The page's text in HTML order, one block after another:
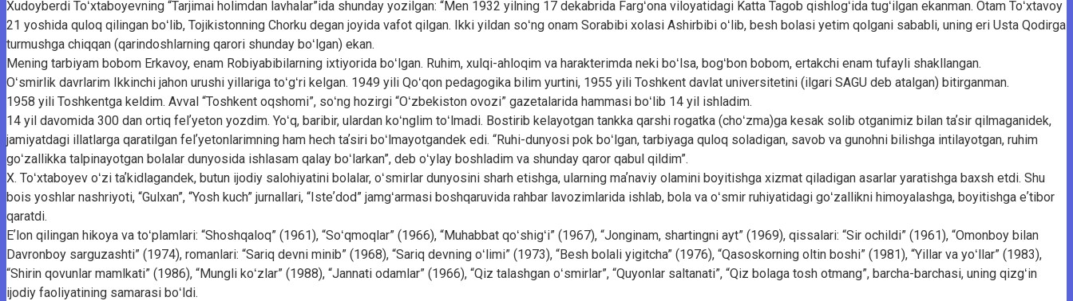
Xudoyberdi Toʻxtaboyevning “Tarjimai holimdan lavhalar”ida shunday yozilgan: “Men 1932 yilning 17 dekabrida Fargʻona viloyatidagi Katta Tagob qishlogʻida tugʻilgan ekanman. Otam Toʻxtavoy
21 yoshida quloq qilingan boʻlib, Tojikistonning Chorku degan joyida vafot qilgan. Ikki yildan soʻng onam Sorabibi xolasi Ashirbibi oʻlib, besh bolasi yetim qolgani sababli, uning eri Usta Qodirga
turmushga chiqqan (qarindoshlarning qarori shunday boʻlgan) ekan.
Mening tarbiyam bobom Erkavoy, enam Robiyabibilarning ixtiyorida boʻlgan. Ruhim, xulqi-ahloqim va harakterimda neki boʻlsa, bogʻbon bobom, ertakchi enam tufayli shakllangan.
Oʻsmirlik davrlarim Ikkinchi jahon urushi yillariga toʻgʻri kelgan. 1949 yili Qoʻqon pedagogika bilim yurtini, 1955 yili Toshkent davlat universitetini (ilgari SAGU deb atalgan) bitirganman.
1958 yili Toshkentga keldim. Avval “Toshkent oqshomi”, soʻng hozirgi “Oʻzbekiston ovozi” gazetalarida hammasi boʻlib 14 yil ishladim.
14 yil davomida 300 dan ortiq felʼyeton yozdim. Yoʻq, baribir, ulardan koʻnglim toʻlmadi. Bostirib kelayotgan tankka qarshi rogatka (choʻzma)ga kesak solib otganimiz bilan taʼsir qilmaganidek,
jamiyatdagi illatlarga qaratilgan felʼyetonlarimning ham hech taʼsiri boʻlmayotgandek edi. “Ruhi-dunyosi pok boʻlgan, tarbiyaga quloq soladigan, savob va gunohni bilishga intilayotgan, ruhim
goʻzallikka talpinayotgan bolalar dunyosida ishlasam qalay boʻlarkan”, deb oʻylay boshladim va shunday qaror qabul qildim”.
X. Toʻxtaboyev oʻzi taʼkidlagandek, butun ijodiy salohiyatini bolalar, oʻsmirlar dunyosini sharh etishga, ularning maʼnaviy olamini boyitishga xizmat qiladigan asarlar yaratishga baxsh etdi. Shu
bois yoshlar nashriyoti, “Gulxan”, “Yosh kuch” jurnallari, “Isteʼdod” jamgʻarmasi boshqaruvida rahbar lavozimlarida ishlab, bola va oʻsmir ruhiyatidagi goʻzallikni himoyalashga, boyitishga eʼtibor
qaratdi.
Eʼlon qilingan hikoya va toʻplamlari: “Shoshqaloq” (1961), “Soʻqmoqlar” (1966), “Muhabbat qoʻshigʻi” (1967), “Jonginam, shartingni ayt” (1969), qissalari: “Sir ochildi” (1961), “Omonboy bilan
Davronboy sarguzashti” (1974), romanlari: “Sariq devni minib” (1968), “Sariq devning oʻlimi” (1973), “Besh bolali yigitcha” (1976), “Qasoskorning oltin boshi” (1981), “Yillar va yoʻllar” (1983),
“Shirin qovunlar mamlkati” (1986), “Mungli koʻzlar” (1988), “Jannati odamlar” (1966), “Qiz talashgan oʻsmirlar”, “Quyonlar saltanati”, “Qiz bolaga tosh otmang”, barcha-barchasi, uning qizgʻin
ijodiy faoliyatining samarasi boʻldi.